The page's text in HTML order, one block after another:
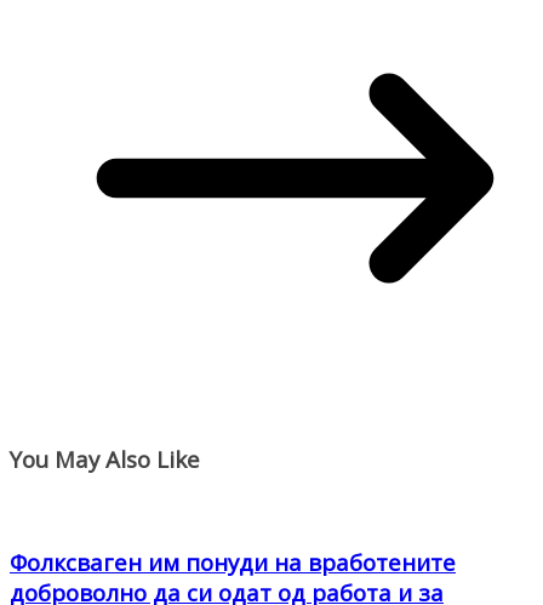
You May Also Like
Фолксваген им понуди на вработените
доброволно да си одат од работа и за